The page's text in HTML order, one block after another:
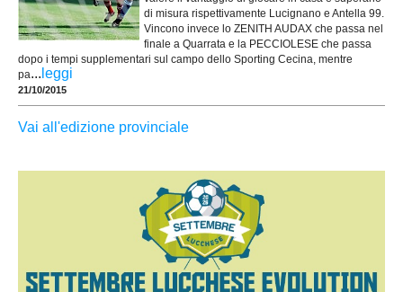
di misura rispettivamente Lucignano e Antella 99.
Vincono invece lo ZENITH AUDAX che passa nel
finale a Quarrata e la PECCIOLESE che passa
dopo i tempi supplementari sul campo dello Sporting Cecina, mentre
pa... leggi
21/10/2015
Vai all'edizione provinciale